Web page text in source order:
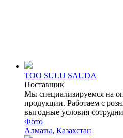
TOO SULU SAUDA
Поставщик
Мы специализируемся на
продукции. Работаем с
выгодные условия
Фото
Алматы, Казахстан